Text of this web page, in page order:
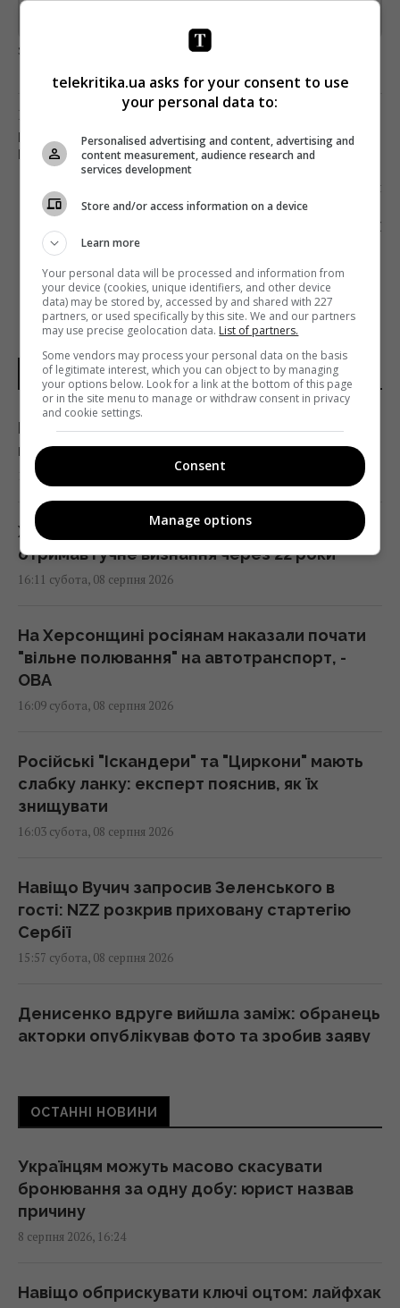
загрузка...
Попередня стаття
FACEBOOK СКАСУВАВ КОНФЕРЕНЦІЮ ДЛЯ
РОЗРОБНИКІВ СОФТУ ЧЕРЕЗ КОРОНАВІРУС
Наступна стаття
ВИКРИТО ДВА АГЕНТСТВА, ЯКІ РОЗМІЩУВАЛИ
РЕКЛАМУ НА ПІРАТСЬКИХ САЙТАХ
НОВИНИ УКРАЇНИ І СВІТУ
Не "орел і решка": як українською
правильно назвати сторони монети
16:30 субота, 08 серпня 2026
Хіт №1 The Killers з несподіваною історією
отримав гучне визнання через 22 роки
16:11 субота, 08 серпня 2026
На Херсонщині росіянам наказали почати
"вільне полювання" на автотранспорт, -
ОВА
16:09 субота, 08 серпня 2026
Російські "Іскандери" та "Циркони" мають
слабку ланку: експерт пояснив, як їх
знищувати
16:03 субота, 08 серпня 2026
Навіщо Вучич запросив Зеленського в
гості: NZZ розкрив приховану стартегію
Сербії
15:57 субота, 08 серпня 2026
Денисенко вдруге вийшла заміж: обранець
акторки опублікував фото та зробив заяву
Космічна програма Росії залежить від
15:31 субота, 08 серпня 2026
Зеленський: Українська оборонка може
збільшити виробництво вдвічі, але є умова
ОСТАННІ НОВИНИ
Українцям можуть масово скасувати
бронювання за одну добу: юрист назвав
причину
8 серпня 2026, 16:24
Навіщо обприскувати ключі оцтом: лайфхак
telekritika.ua asks for your consent to use
your personal data to:
Personalised advertising and content, advertising and
content measurement, audience research and
services development
Store and/or access information on a device
Learn more
Your personal data will be processed and information from
your device (cookies, unique identifiers, and other device
data) may be stored by, accessed by and shared with 227
partners, or used specifically by this site. We and our partners
may use precise geolocation data. List of partners.
Some vendors may process your personal data on the basis
of legitimate interest, which you can object to by managing
your options below. Look for a link at the bottom of this page
or in the site menu to manage or withdraw consent in privacy
and cookie settings.
Consent
Manage options